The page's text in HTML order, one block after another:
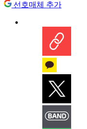
선호매체 추가